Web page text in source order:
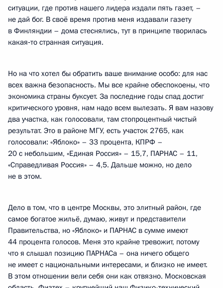
ситуации, где против нашего лидера издали пять газет, –
не дай бог. В своё время против меня издавали газету
в Финляндии – дома стеснялись, тут в принципе творилась
какая‑то странная ситуация.
Но на что хотел бы обратить ваше внимание особо: для нас
всех важна безопасность. Мы все крайне обеспокоены, что
экономика страны буксует. За последние годы спад достиг
критического уровня, нам надо всем вылезать. Я вам назову
два участка, как голосовали, там стопроцентный чистый
результат. Это в районе МГУ, есть участок 2765, как
голосовали: «Яблоко» – 33 процента, КПРФ –
20 с небольшим, «Единая Россия» – 15,7, ПАРНАС – 11,
«Справедливая Россия» – 4,5. Дальше можно, но дело
не в этом.
Дело в том, что в центре Москвы, это элитный район, где
самое богатое жильё, думаю, живут и представители
Правительства, но «Яблоко» и ПАРНАС в сумме имеют
44 процента голосов. Меня это крайне тревожит, потому
что я слышал позицию ПАРНАСа – она ничего общего
не имеет с национальными интересами, и близко не имеет.
В этом отношении вели себя они как отвязно. Московская